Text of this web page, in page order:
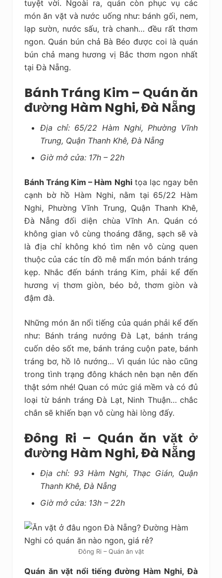
tuyệt vời. Ngoài ra, quán còn phục vụ các
món ăn vặt và nước uống như: bánh gối, nem,
lạp sườn, nước sấu, trà chanh… đều rất thơm
ngon. Quán bún chả Bà Béo được coi là quán
bún chả mang hương vị Bắc thơm ngon nhất
tại Đà Nẵng.
Bánh Tráng Kim – Quán ăn
đường Hàm Nghi, Đà Nẵng
Địa chỉ: 65/22 Hàm Nghi, Phường Vĩnh
Trung, Quận Thanh Khê, Đà Nẵng
Giờ mở cửa: 17h – 22h
Bánh Tráng Kim – Hàm Nghitọa lạc ngay bên
cạnh bờ hồ Hàm Nghi, nằm tại 65/22 Hàm
Nghi, Phường Vĩnh Trung, Quận Thanh Khê,
Đà Nẵng đối diện chùa Vĩnh An. Quán có
không gian vô cùng thoáng đãng, sạch sẽ và
là địa chỉ không khó tìm nên vô cùng quen
thuộc của các tín đồ mê mẩn món bánh tráng
kẹp. Nhắc đến bánh tráng Kim, phải kể đến
hương vị thơm giòn, béo bở, thơm giòn và
đậm đà.
Những món ăn nổi tiếng của quán phải kể đến
như: Bánh tráng nướng Đà Lạt, bánh tráng
cuốn dẻo sốt me, bánh tráng cuộn pate, bánh
tráng bơ, hồ lô nướng… Vì quán lúc nào cũng
trong tình trạng đông khách nên bạn nên đến
thật sớm nhé! Quan có mức giá mềm và có đủ
loại từ bánh tráng Đà Lạt, Ninh Thuận… chắc
chắn sẽ khiến bạn vô cùng hài lòng đấy.
Đông Ri – Quán ăn vặt ở
đường Hàm Nghi, Đà Nẵng
Địa chỉ: 93 Hàm Nghi, Thạc Gián, Quận
Thanh Khê, Đà Nẵng
Giờ mở cửa: 13h – 22h
Đông Ri – Quán ăn vặt
Quán ăn vặt nổi tiếng đường Hàm Nghi, Đà